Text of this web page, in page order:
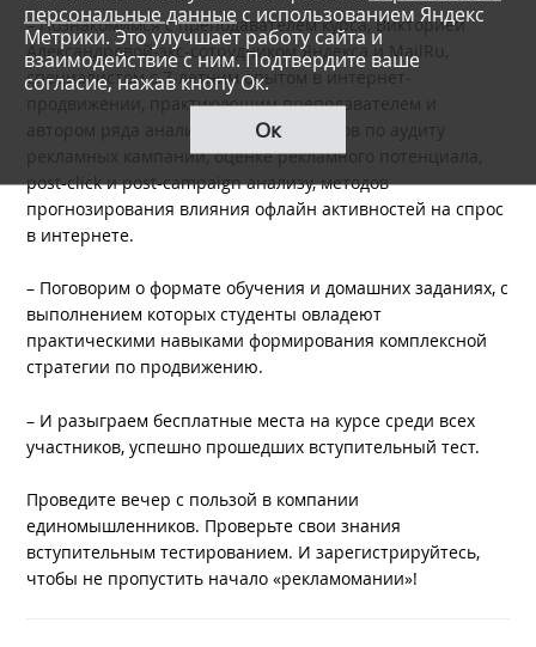
– Познакомимся с преподавателем курса, Викторией
Александровой-экс-сотрудником Яндекса и MailRu,
специалистом с 7-летним опытом в интернет-
продвижении, практикующим преподавателем и
автором ряда аналитических продуктов по аудиту
рекламных кампаний, оценке рекламного потенциала,
post-click и post-campaign анализу, методов
прогнозирования влияния офлайн активностей на спрос
в интернете.
– Поговорим о формате обучения и домашних заданиях, с
выполнением которых студенты овладеют
практическими навыками формирования комплексной
стратегии по продвижению.
– И разыграем бесплатные места на курсе среди всех
участников, успешно прошедших вступительный тест.
Проведите вечер с пользой в компании
единомышленников. Проверьте свои знания
вступительным тестированием. И зарегистрируйтесь,
чтобы не пропустить начало «рекламомании»!
персональные данные с использованием Яндекс
Метрики. Это улучшает работу сайта и
взаимодействие с ним. Подтвердите ваше
согласие, нажав кнопу Ок.
Ок